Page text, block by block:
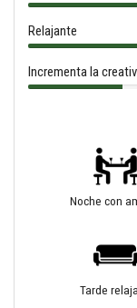
Relajante
Incrementa la
Noche con
Tarde